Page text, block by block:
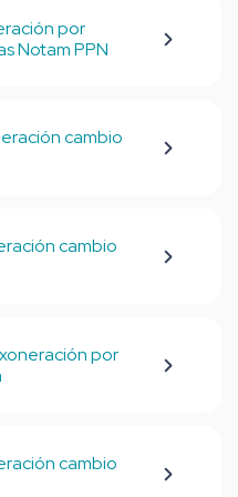
por
Notam PPN
cambio
cambio
por
cambio